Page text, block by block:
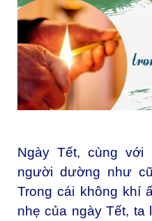
Ngày Tết, cùng với
người dường như
Trong cái không khí
nhẹ của ngày Tết, ta